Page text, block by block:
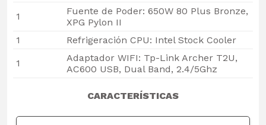
1
Fuente de Poder: 650W 80 Plus Bronze,
XPG Pylon II
1
Refrigeración CPU: Intel Stock Cooler
1
Adaptador WIFI: Tp-Link Archer T2U,
AC600 USB, Dual Band, 2.4/5Ghz
CARACTERÍSTICAS